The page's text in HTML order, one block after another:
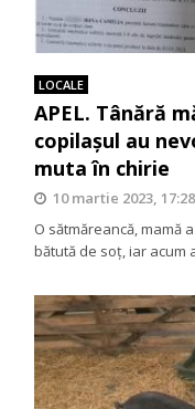
LOCALE
APEL. Tânără
copilașul au
muta în chirie
10 martie 2023, 17:28
O sătmăreancă, mamă
bătută de soț, iar acum